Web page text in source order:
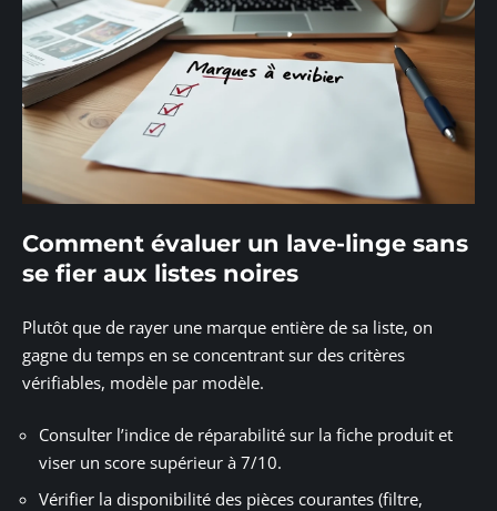
Comment évaluer un lave-linge sans
se fier aux listes noires
Plutôt que de rayer une marque entière de sa liste, on
gagne du temps en se concentrant sur des critères
vérifiables, modèle par modèle.
Consulter l’indice de réparabilité sur la fiche produit et
viser un score supérieur à 7/10.
Vérifier la disponibilité des pièces courantes (filtre,